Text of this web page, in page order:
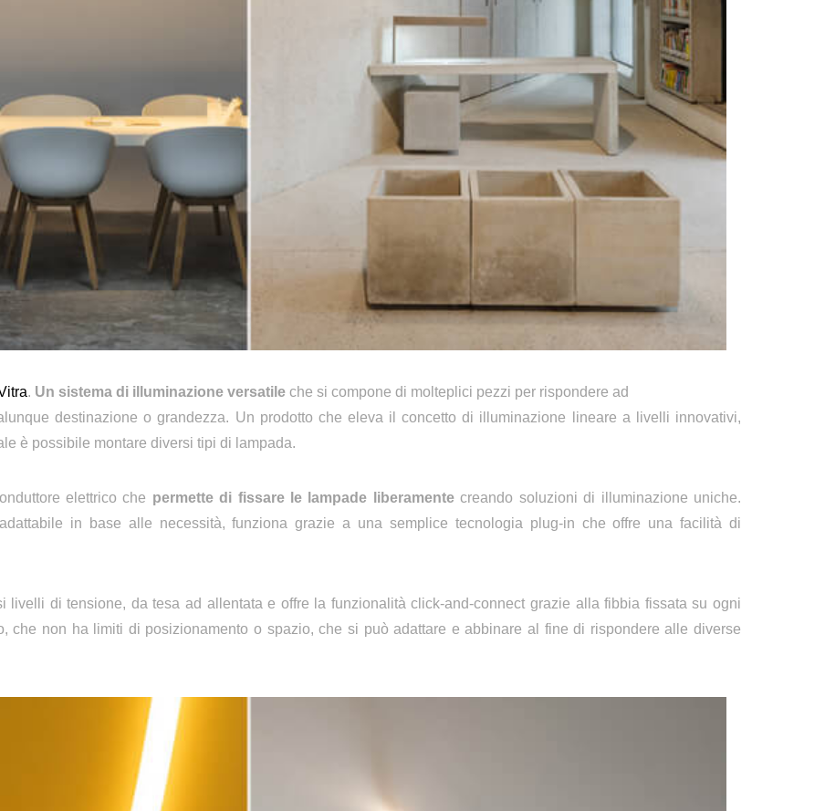
. Un sistema di illuminazione versatile che si compone di molteplici pezzi per rispondere ad
destinazione o grandezza. Un prodotto che eleva il concetto di illuminazione lineare a livelli innovativi,
è possibile montare diversi tipi di lampada.
elettrico che permette di fissare le lampade liberamentecreando soluzioni di illuminazione uniche.
in base alle necessità,funziona grazie a una semplice tecnologia plug-in che offre una facilità di
livelli di tensione, da tesa ad allentata e offre la funzionalità click-and-connect grazie alla fibbia fissata su ogni
che non ha limiti di posizionamento o spazio, che si può adattare e abbinare al fine di rispondere alle diverse